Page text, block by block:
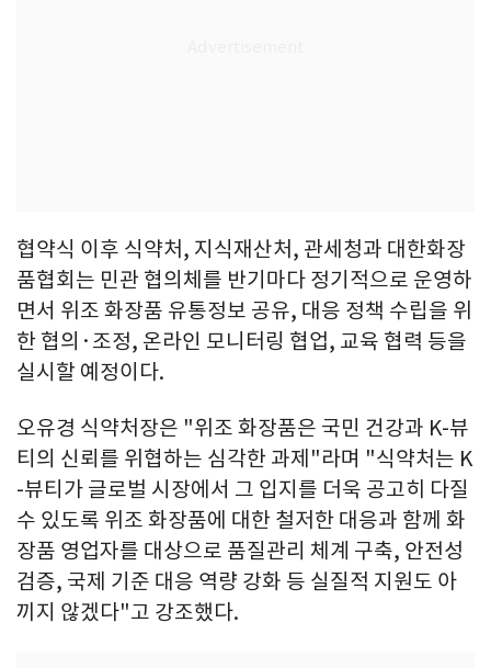
협약식 이후 식약처, 지식재산처, 관세청과 대한화장
품협회는 민관 협의체를 반기마다 정기적으로 운영하
면서 위조 화장품 유통정보 공유, 대응 정책 수립을 위
한 협의·조정, 온라인 모니터링 협업, 교육 협력 등을
실시할 예정이다.
오유경 식약처장은 "위조 화장품은 국민 건강과 K-뷰
티의 신뢰를 위협하는 심각한 과제"라며 "식약처는 K
-뷰티가 글로벌 시장에서 그 입지를 더욱 공고히 다질
수 있도록 위조 화장품에 대한 철저한 대응과 함께 화
장품 영업자를 대상으로 품질관리 체계 구축, 안전성
검증, 국제 기준 대응 역량 강화 등 실질적 지원도 아
끼지 않겠다"고 강조했다.